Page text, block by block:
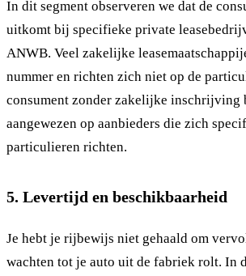
In dit segment observeren we dat de
uitkomt bij specifieke private
ANWB. Veel zakelijke
nummer en richten zich niet op de
consument zonder zakelijke inschrijving
aangewezen op aanbieders die zich
particulieren richten.
5. Levertijd en beschikbaarheid
Je hebt je rijbewijs niet gehaald om
wachten tot je auto uit de fabriek rolt. In